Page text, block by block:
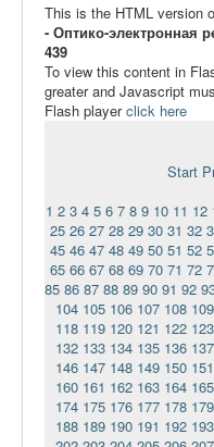
Видеоматериалы
Контакты
Сайт проекта
Ермаковополе.рф
This is the HTML version
- Оптико-электронная
439
To view this content in
greater and Javascript
Flash playerclick here
Start
1 2 3 4 5 6 7 8 9 10 11 12
25 26 27 28 29 30 31 32
45 46 47 48 49 50 51 52
65 66 67 68 69 70 71 72
85 86 87 88 89 90 91 92
104 105 106 107 108 109
118 119 120 121 122 123
132 133 134 135 136 137
146 147 148 149 150 151
160 161 162 163 164 165
174 175 176 177 178 179
188 189 190 191 192 193